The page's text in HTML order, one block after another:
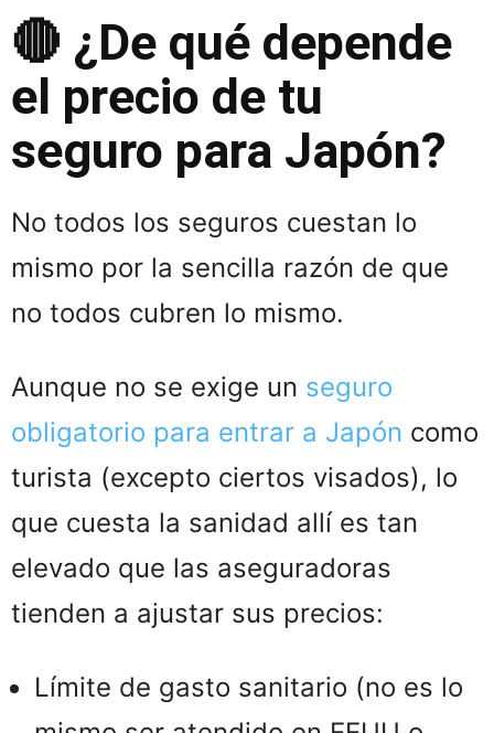
🔴 ¿De qué depende
el precio de tu
seguro para Japón?
No todos los seguros cuestan lo
mismo por la sencilla razón de que
no todos cubren lo mismo.
Aunque no se exige un seguro
obligatorio para entrar a Japón como
turista (excepto ciertos visados), lo
que cuesta la sanidad allí es tan
elevado que las aseguradoras
tienden a ajustar sus precios:
Límite de gasto sanitario (no es lo